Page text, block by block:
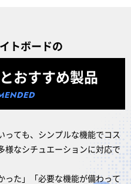
トボードの
おすすめ製品
っても、シンプルな機能でコス
様なシチュエーションに対応で
った」「必要な機能が備わって